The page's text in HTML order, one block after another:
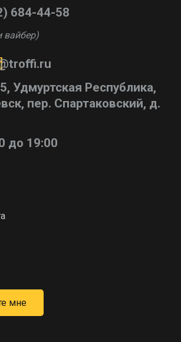
684-44-58
вайбер)
Удмуртская Республика,
пер. Спартаковский, д.
до 19:00
мне